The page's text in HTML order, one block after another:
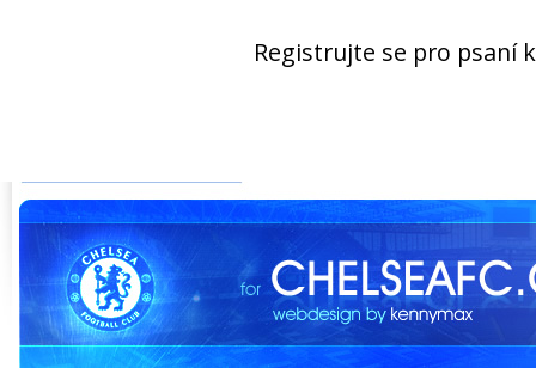
Registrujte se pro psaní